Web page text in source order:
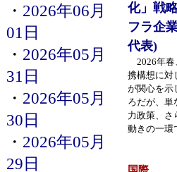
・ 2026年06月
01日
・ 2026年05月
31日
・ 2026年05月
30日
・ 2026年05月
29日
化」戦
フラ企
代表)
2026年春
携構想に対
が関心を示
ろだが、単
力政策、さ
動きの一環